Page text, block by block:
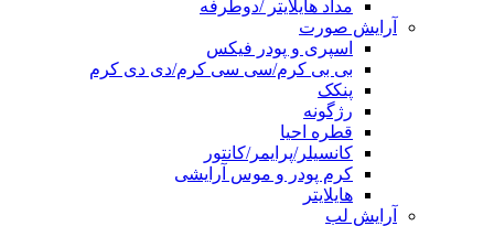
مداد هایلایتر /دوطرفه
آرایش صورت
اسپری و پودر فیکس
بی بی کرم/سی سی کرم/دی دی کرم
پنکک
رژگونه
قطره احیا
کانسیلر/پرایمر/کانتور
کرم پودر و موس آرایشی
هایلایتر
آرایش لب